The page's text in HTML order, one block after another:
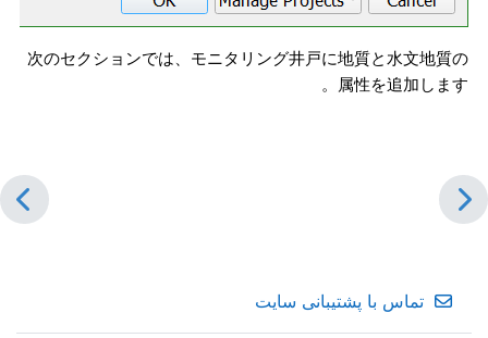
次のセクションでは、モニタリング井戸に地質と水文地質の
属性を追加します。
تماس با پشتیبانی سایت